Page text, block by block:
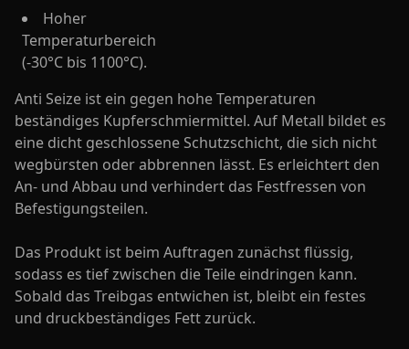
Hoher
Temperaturbereich
(-30°C bis 1100°C).
Anti Seize ist ein gegen hohe Temperaturen
beständiges Kupferschmiermittel. Auf Metall bildet es
eine dicht geschlossene Schutzschicht, die sich nicht
wegbürsten oder abbrennen lässt. Es erleichtert den
An- und Abbau und verhindert das Festfressen von
Befestigungsteilen.
Das Produkt ist beim Auftragen zunächst flüssig,
sodass es tief zwischen die Teile eindringen kann.
Sobald das Treibgas entwichen ist, bleibt ein festes
und druckbeständiges Fett zurück.